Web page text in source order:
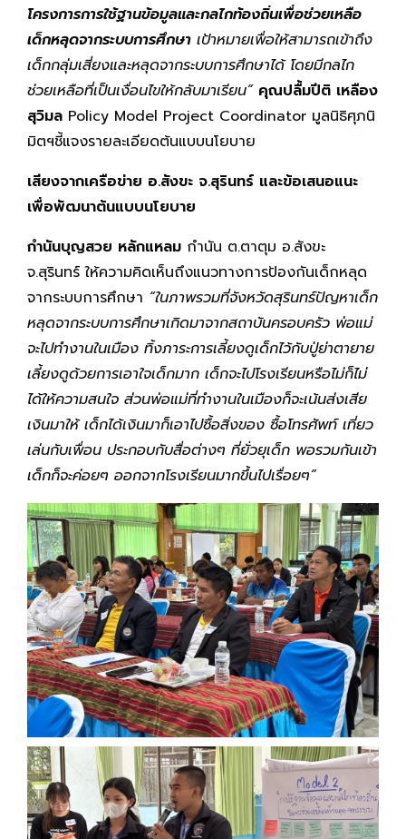
โครงการการใช้ฐานข้อมูลและกลไกท้องถิ่นเพื่อช่วยเหลือ
เด็กหลุดจากระบบการศึกษา เป้าหมายเพื่อให้สามารถเข้าถึง
เด็กกลุ่มเสี่ยงและหลุดจากระบบการศึกษาได้ โดยมีกลไก
ช่วยเหลือที่เป็นเงื่อนไขให้กลับมาเรียน” คุณปลื้มปีติ เหลือง
สุวิมล Policy Model Project Coordinator มูลนิธิศุภนิ
มิตฯชี้แจงรายละเอียดต้นแบบนโยบาย
เสียงจากเครือข่าย อ.สังขะ จ.สุรินทร์ และข้อเสนอแนะ
เพื่อพัฒนาต้นแบบนโยบาย
กำนันบุญสวย หลักแหลม กำนัน ต.ตาตุม อ.สังขะ
จ.สุรินทร์ ให้ความคิดเห็นถึงแนวทางการป้องกันเด็กหลุด
จากระบบการศึกษา “ในภาพรวมที่จังหวัดสุรินทร์ปัญหาเด็ก
หลุดจากระบบการศึกษาเกิดมาจากสถาบันครอบครัว พ่อแม่
จะไปทำงานในเมือง ทิ้งภาระการเลี้ยงดูเด็กไว้กับปู่ย่าตายาย
เลี้ยงดูด้วยการเอาใจเด็กมาก เด็กจะไปโรงเรียนหรือไม่ก็ไม่
ได้ให้ความสนใจ ส่วนพ่อแม่ที่ทำงานในเมืองก็จะเน้นส่งเสีย
เงินมาให้ เด็กได้เงินมาก็เอาไปซื้อสิ่งของ ซื้อโทรศัพท์ เที่ยว
เล่นกับเพื่อน ประกอบกับสื่อต่างๆ ที่ยั่วยุเด็ก พอรวมกันเข้า
เด็กก็จะค่อยๆ ออกจากโรงเรียนมากขึ้นไปเรื่อยๆ”